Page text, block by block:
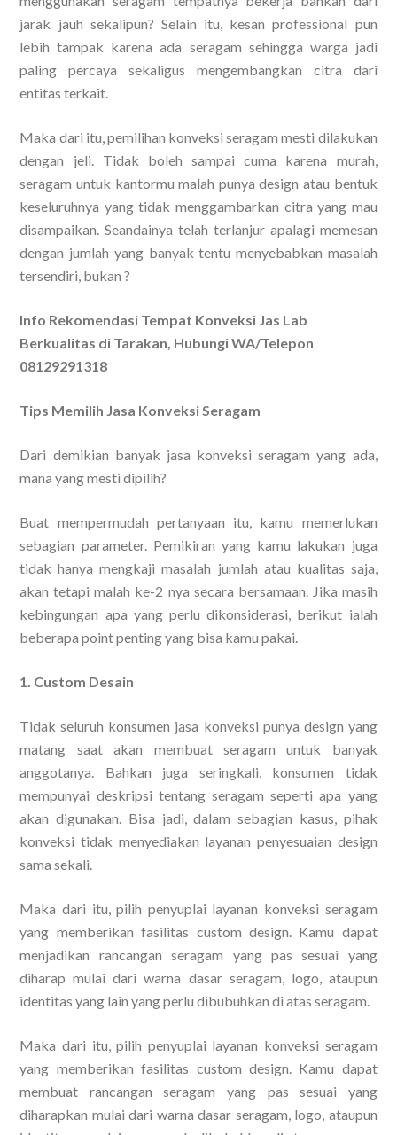
jarak jauh sekalipun? Selain itu, kesan professional pun
lebih tampak karena ada seragam sehingga warga jadi
paling percaya sekaligus mengembangkan citra dari
entitas terkait.
Maka dari itu, pemilihan konveksi seragam mesti dilakukan
dengan jeli. Tidak boleh sampai cuma karena murah,
seragam untuk kantormu malah punya design atau bentuk
keseluruhnya yang tidak menggambarkan citra yang mau
disampaikan. Seandainya telah terlanjur apalagi memesan
dengan jumlah yang banyak tentu menyebabkan masalah
tersendiri, bukan ?
Info Rekomendasi Tempat Konveksi Jas Lab
Berkualitas di Tarakan, Hubungi WA/Telepon
08129291318
Tips Memilih Jasa Konveksi Seragam
Dari demikian banyak jasa konveksi seragam yang ada,
mana yang mesti dipilih?
Buat mempermudah pertanyaan itu, kamu memerlukan
sebagian parameter. Pemikiran yang kamu lakukan juga
tidak hanya mengkaji masalah jumlah atau kualitas saja,
akan tetapi malah ke-2 nya secara bersamaan. Jika masih
kebingungan apa yang perlu dikonsiderasi, berikut ialah
beberapa point penting yang bisa kamu pakai.
1. Custom Desain
Tidak seluruh konsumen jasa konveksi punya design yang
matang saat akan membuat seragam untuk banyak
anggotanya. Bahkan juga seringkali, konsumen tidak
mempunyai deskripsi tentang seragam seperti apa yang
akan digunakan. Bisa jadi, dalam sebagian kasus, pihak
konveksi tidak menyediakan layanan penyesuaian design
sama sekali.
Maka dari itu, pilih penyuplai layanan konveksi seragam
yang memberikan fasilitas custom design. Kamu dapat
menjadikan rancangan seragam yang pas sesuai yang
diharap mulai dari warna dasar seragam, logo, ataupun
identitas yang lain yang perlu dibubuhkan di atas seragam.
Maka dari itu, pilih penyuplai layanan konveksi seragam
yang memberikan fasilitas custom design. Kamu dapat
membuat rancangan seragam yang pas sesuai yang
diharapkan mulai dari warna dasar seragam, logo, ataupun